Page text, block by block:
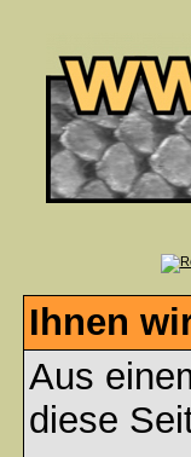
Ihnen
Aus
diese